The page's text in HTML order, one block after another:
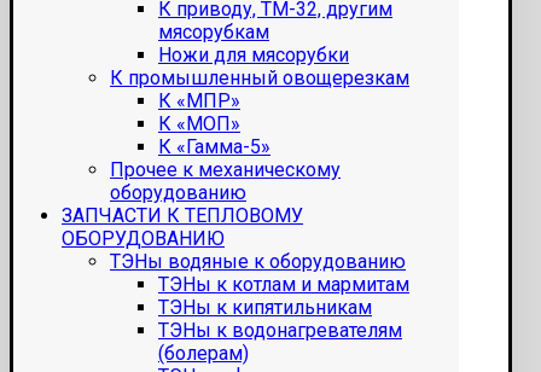
К приводу, ТМ-32, другим
мясорубкам
Ножи для мясорубки
К промышленный овощерезкам
К «МПР»
К «МОП»
К «Гамма-5»
Прочее к механическому
оборудованию
ЗАПЧАСТИ К ТЕПЛОВОМУ
ОБОРУДОВАНИЮ
ТЭНы водяные к оборудованию
ТЭНы к котлам и мармитам
ТЭНы к кипятильникам
ТЭНы к водонагревателям
(болерам)